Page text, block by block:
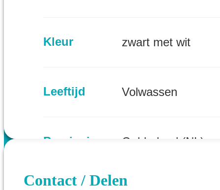
Kleur zwart met wit
Leeftijd Volwassen
Provincie Gelderland (NL)
Contact / Delen